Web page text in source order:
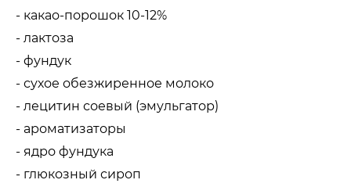
- какао-порошок 10-12%
- лактоза
- фундук
- сухое обезжиренное молоко
- лецитин соевый (эмульгатор)
- ароматизаторы
- ядро фундука
- глюкозный сироп